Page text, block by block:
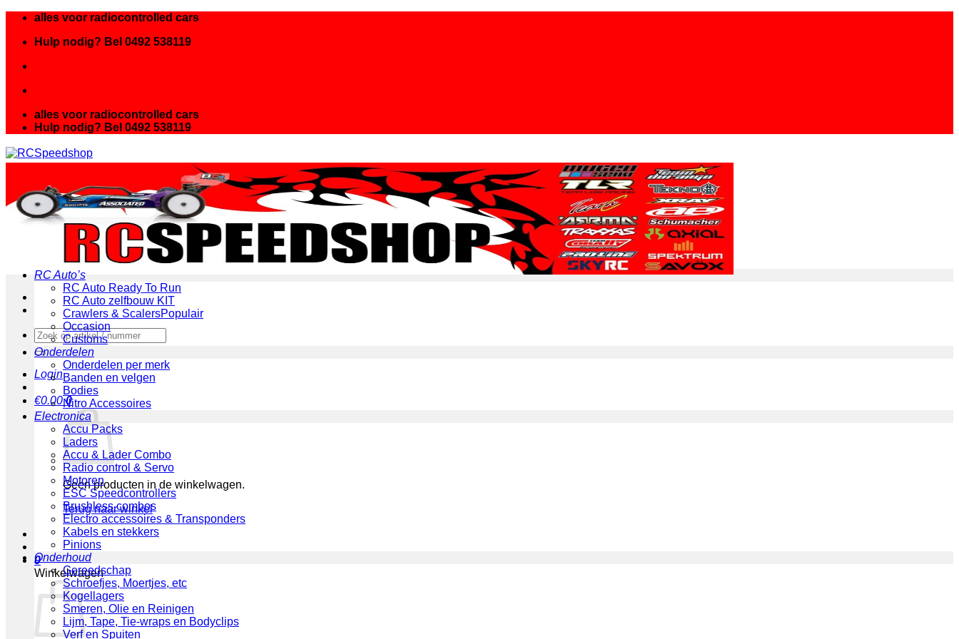
inhoud
alles voor radiocontrolled cars
Hulp nodig? Bel 0492 538119
alles voor radiocontrolled cars
Hulp nodig? Bel 0492 538119
Zoeken
naar:
Login
€0.00 0
Geen producten in de winkelwagen.
Terug naar winkel
0
Winkelwagen
RC Auto’s
RC Auto Ready To Run
RC Auto zelfbouw KIT
Crawlers & Scalers
Occasion
Customs
Onderdelen
Onderdelen per merk
Banden en velgen
Bodies
Nitro Accessoires
Electronica
Accu Packs
Laders
Accu & Lader Combo
Radio control & Servo
Motoren
ESC Speedcontrollers
Brushless combos
Electro accessoires & Transponders
Kabels en stekkers
Pinions
Onderhoud
Gereedschap
Schroefjes, Moertjes, etc
Kogellagers
Smeren, Olie en Reinigen
Lijm, Tape, Tie-wraps en Bodyclips
Verf en Spuiten